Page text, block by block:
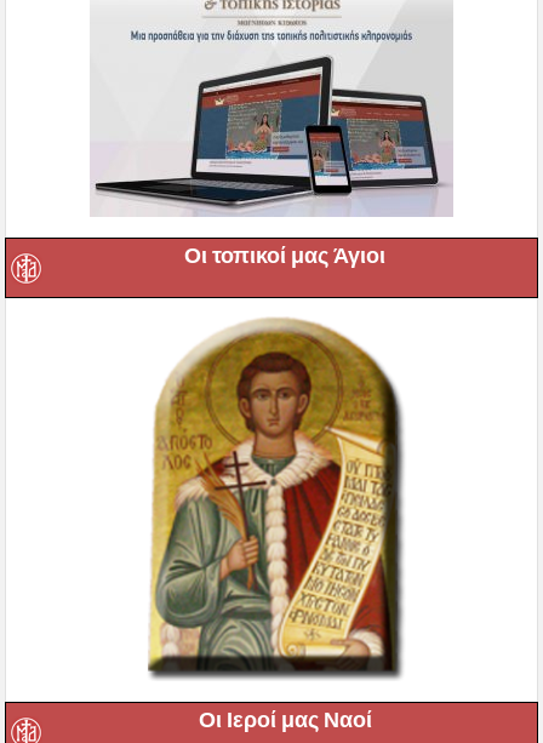
Οι τοπικοί μας Άγιοι
Οι Ιεροί μας Ναοί